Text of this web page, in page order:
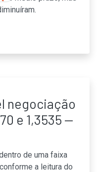
negociação
e 1,3535 —
de uma faixa
a leitura do